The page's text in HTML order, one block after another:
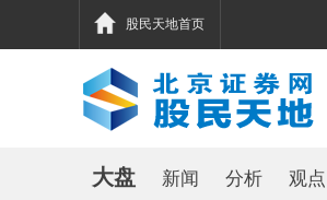
股民天地首页
大盘 新闻 分析 观点